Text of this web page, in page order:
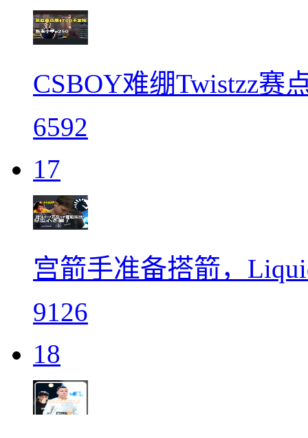
CSBOY难绷Twistzz赛
6592
17
宫箭手准备搭箭，
9126
18